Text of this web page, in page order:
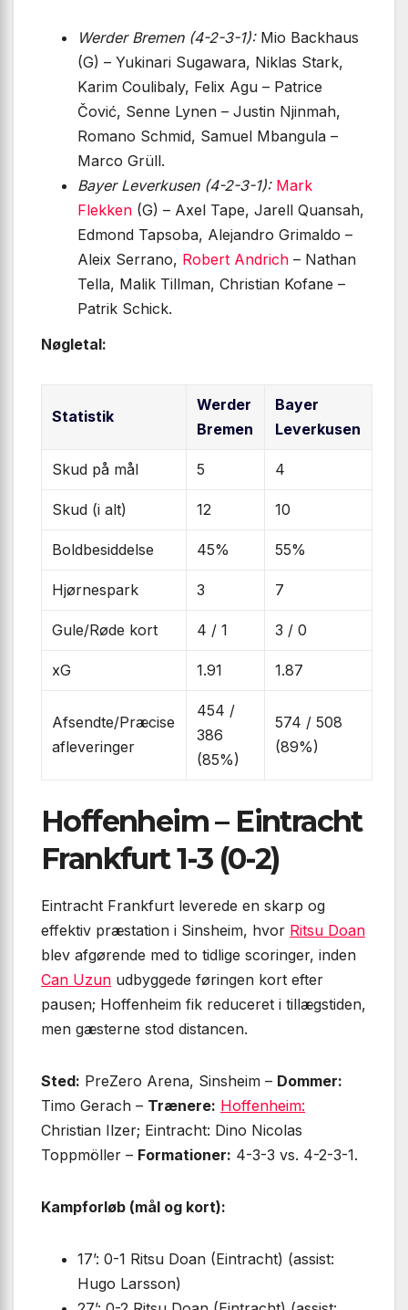
Werder Bremen (4-2-3-1):Mio Backhaus
(G) – Yukinari Sugawara, Niklas Stark,
Karim Coulibaly, Felix Agu – Patrice
Čović, Senne Lynen – Justin Njinmah,
Romano Schmid, Samuel Mbangula –
Marco Grüll.
Bayer Leverkusen (4-2-3-1): Mark
Flekken (G) – Axel Tape, Jarell Quansah,
Edmond Tapsoba, Alejandro Grimaldo –
Aleix Serrano, Robert Andrich – Nathan
Tella, Malik Tillman, Christian Kofane –
Patrik Schick.
Nøgletal:
Statistik
Werder
Bremen
Bayer
Leverkusen
Skud på mål 5 4
Skud (i alt) 12 10
Boldbesiddelse 45% 55%
Hjørnespark 3 7
Gule/Røde kort 4 / 1 3 / 0
xG 1.91 1.87
Afsendte/Præcise
afleveringer
454 /
386
(85%)
574 / 508
(89%)
Hoffenheim – Eintracht
Frankfurt 1-3 (0-2)
Eintracht Frankfurt leverede en skarp og
effektiv præstation i Sinsheim, hvor Ritsu Doan
blev afgørende med to tidlige scoringer, inden
Can Uzun udbyggede føringen kort efter
pausen; Hoffenheim fik reduceret i tillægstiden,
men gæsterne stod distancen.
Sted: PreZero Arena, Sinsheim – Dommer:
Timo Gerach – Trænere: Hoffenheim:
Christian Ilzer; Eintracht: Dino Nicolas
Toppmöller – Formationer: 4-3-3 vs. 4-2-3-1.
Kampforløb (mål og kort):
17’: 0-1 Ritsu Doan (Eintracht) (assist:
Hugo Larsson)